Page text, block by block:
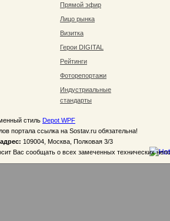
Прямой эфир
Лицо рынка
Визитка
Герои DIGITAL
Рейтинги
Фоторепортажи
Индустриальные
стандарты
стиль Depot WPF
портала ссылка на Sostav.ru обязательна!
адрес: 109004, Москва, Полковая 3/3
Вас сообщать о всех замеченных технических